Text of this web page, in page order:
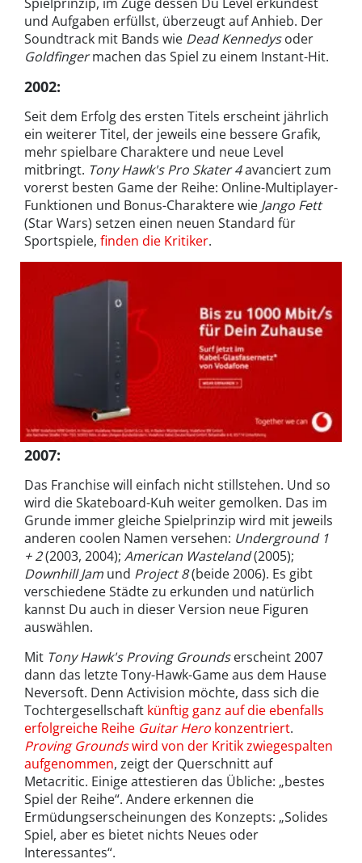
und Aufgaben erfüllst, überzeugt auf Anhieb. Der
Soundtrack mit Bands wie Dead Kennedysoder
Goldfingermachen das Spiel zu einem Instant-Hit.
2002:
Seit dem Erfolg des ersten Titels erscheint jährlich
ein weiterer Titel, der jeweils eine bessere Grafik,
mehr spielbare Charaktere und neue Level
mitbringt. Tony Hawk's Pro Skater 4avanciert zum
vorerst besten Game der Reihe: Online-Multiplayer-
Funktionen und Bonus-Charaktere wie Jango Fett
(Star Wars) setzen einen neuen Standard für
Sportspiele, finden die Kritiker.
2007:
Das Franchise will einfach nicht stillstehen. Und so
wird die Skateboard-Kuh weiter gemolken. Das im
Grunde immer gleiche Spielprinzip wird mit jeweils
anderen coolen Namen versehen: Underground 1
+ 2(2003, 2004); American Wasteland(2005);
Downhill Jam und Project 8(beide 2006). Es gibt
verschiedene Städte zu erkunden und natürlich
kannst Du auch in dieser Version neue Figuren
auswählen.
Mit Tony Hawk's Proving Groundserscheint 2007
dann das letzte Tony-Hawk-Game aus dem Hause
Neversoft. Denn Activision möchte, dass sich die
Tochtergesellschaft künftig ganz auf die ebenfalls
erfolgreiche Reihe Guitar Hero konzentriert.
Proving Groundswird von der Kritik zwiegespalten
aufgenommen, zeigt der Querschnitt auf
Metacritic. Einige attestieren das Übliche: „bestes
Spiel der Reihe“. Andere erkennen die
Ermüdungserscheinungen des Konzepts: „Solides
Spiel, aber es bietet nichts Neues oder
Interessantes“.